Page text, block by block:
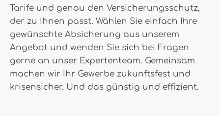
Tarife und genau den Versicherungsschutz,
der zu Ihnen passt. Wählen Sie einfach Ihre
gewünschte Absicherung aus unserem
Angebot und wenden Sie sich bei Fragen
gerne an unser Expertenteam. Gemeinsam
machen wir Ihr Gewerbe zukunftsfest und
krisensicher. Und das günstig und effizient.